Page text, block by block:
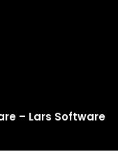
– Lars Software